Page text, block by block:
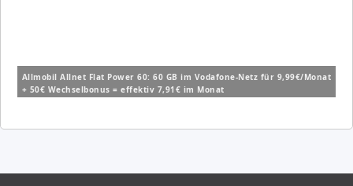
Allmobil Allnet Flat Power 60: 60 GB im Vodafone-Netz für 9,99€/Monat
+ 50€ Wechselbonus = effektiv 7,91€ im Monat